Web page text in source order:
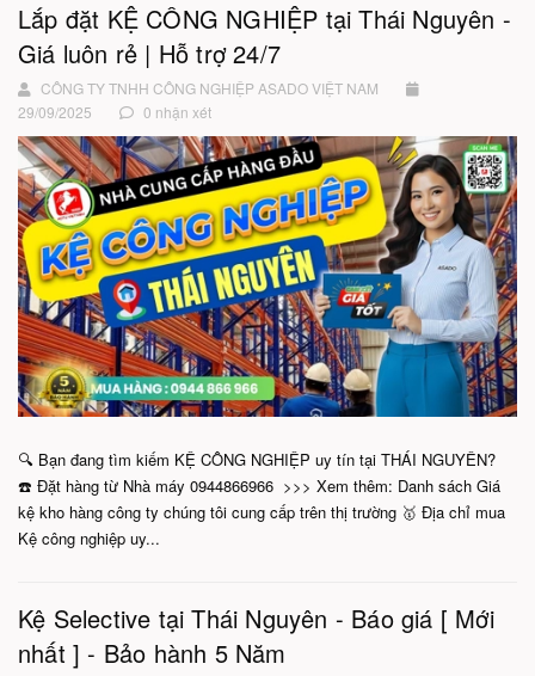
Lắp đặt KỆ CÔNG NGHIỆP tại Thái Nguyên -
Giá luôn rẻ | Hỗ trợ 24/7
CÔNG TY TNHH CÔNG NGHIỆP ASADO VIỆT NAM
29/09/2025
0 nhận xét
🔍 Bạn đang tìm kiếm KỆ CÔNG NGHIỆP uy tín tại THÁI NGUYÊN?
☎️ Đặt hàng từ Nhà máy 0944866966 >>> Xem thêm: Danh sách Giá
kệ kho hàng công ty chúng tôi cung cấp trên thị trường 🥇 Địa chỉ mua
Kệ công nghiệp uy...
Kệ Selective tại Thái Nguyên - Báo giá [ Mới
nhất ] - Bảo hành 5 Năm